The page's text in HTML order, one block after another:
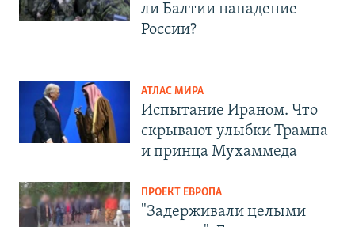
ли Балтии нападение
России?
АТЛАС МИРА
Испытание Ираном. Что
скрывают улыбки Трампа
и принца Мухаммеда
ПРОЕКТ ЕВРОПА
"Задерживали целыми